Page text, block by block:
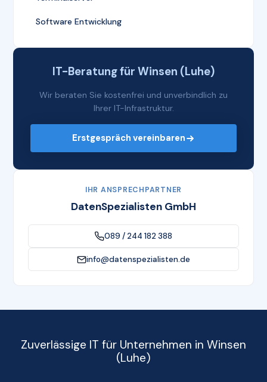
Software Entwicklung
IT-Beratung für Winsen (Luhe)
Wir beraten Sie kostenfrei und unverbindlich zu
Ihrer IT-Infrastruktur.
Erstgespräch vereinbaren
IHR ANSPRECHPARTNER
DatenSpezialisten GmbH
089 / 244 182 388
info@datenspezialisten.de
Zuverlässige IT für Unternehmen in Winsen
(Luhe)